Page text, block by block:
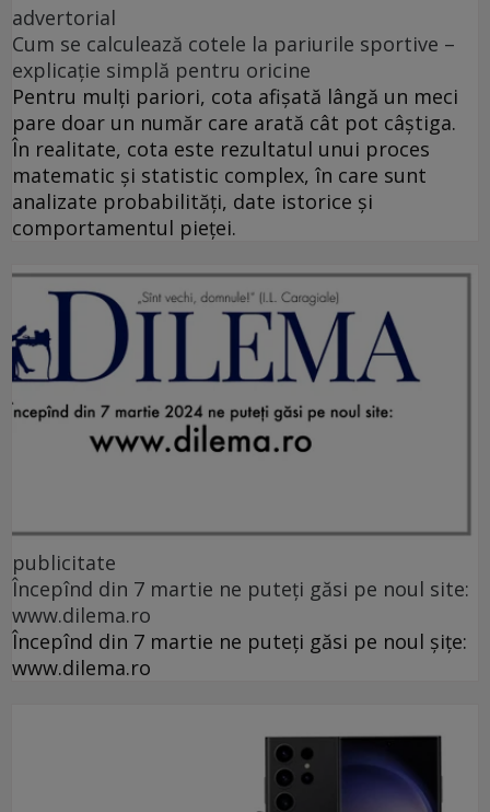
advertorial
Cum se calculează cotele la pariurile sportive –
explicație simplă pentru oricine
Pentru mulți pariori, cota afișată lângă un meci
pare doar un număr care arată cât pot câștiga.
În realitate, cota este rezultatul unui proces
matematic și statistic complex, în care sunt
analizate probabilități, date istorice și
comportamentul pieței.
publicitate
Începînd din 7 martie ne puteți găsi pe noul site:
www.dilema.ro
Începînd din 7 martie ne puteți găsi pe noul șițe:
www.dilema.ro